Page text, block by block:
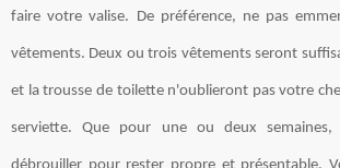
faire votre valise. De préférence, ne pas
vêtements. Deux ou trois vêtements seront
et la trousse de toilette n'oublieront pas votre
serviette. Que pour une ou deux semaines,